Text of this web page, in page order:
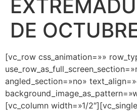
DE
[vc_row css_animation=»»
angled_section=»no»
[vc_column width=»1/